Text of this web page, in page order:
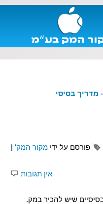
פורסם על ידי מקור המק'|
אין תגובות
שיש להכיר במק.